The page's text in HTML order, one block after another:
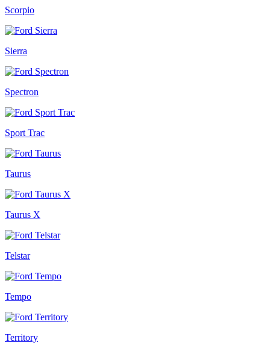
Scorpio
Sierra
Spectron
Sport Trac
Taurus
Taurus X
Telstar
Tempo
Territory